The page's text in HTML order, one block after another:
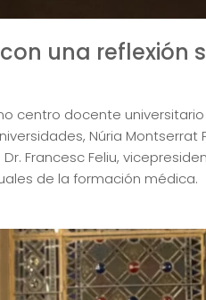
una reflexión
centro docente
Núria Montserrat
Francesc Feliu,
de la formación médica.